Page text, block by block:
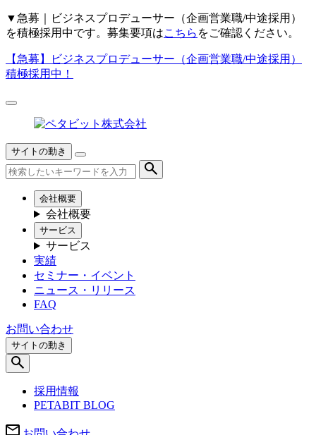
▼ 急募｜ビジネスプロデューサー（企画営業職/中途採用）
を積極採用中です。募集要項はこちら をご確認ください。
【急募】
ビジネスプロデューサー（企画営業職/中途採用）
積極採用中！
サイトの動き
会社概要
会社概要
サービス
サービス
実績
セミナー・イベント
ニュース・リリース
FAQ
お問い合わせ
サイトの動き
採用情報
PETABIT BLOG